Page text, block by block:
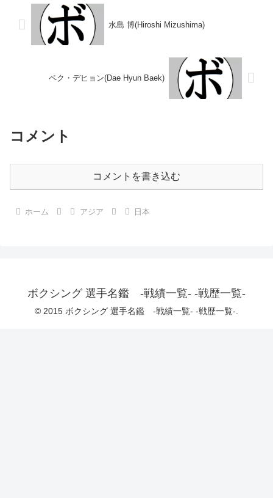
水島 博(Hiroshi Mizushima)
ペク・デヒョン(Dae Hyun Baek)
コメント
コメントを書き込む
ホーム アジア 日本
ボクシング 選手名鑑 -戦績一覧- -戦歴一覧-
© 2015 ボクシング 選手名鑑 -戦績一覧- -戦歴一覧-.